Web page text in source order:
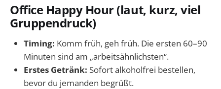
Office Happy Hour (laut, kurz, viel
Gruppendruck)
Timing: Komm früh, geh früh. Die ersten 60–90
Minuten sind am „arbeitsähnlichsten“.
Erstes Getränk: Sofort alkoholfrei bestellen,
bevor du jemanden begrüßt.